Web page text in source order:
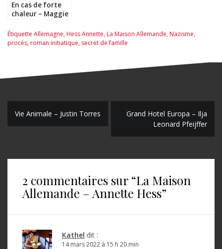
En cas de forte
chaleur – Maggie
Étiquette Allemagne,Hess Annette,La Maison Allemande,Nazisme,
procès,roman initiatique, secret de famille
N
Vie Animale – Justin Torres
Grand Hotel Europa – Ilja
Leonard Pfeijffer
2 commentaires sur “La Maison
Allemande – Annette Hess”
Kathel dit :
14 mars 2022 à 15 h 20 min